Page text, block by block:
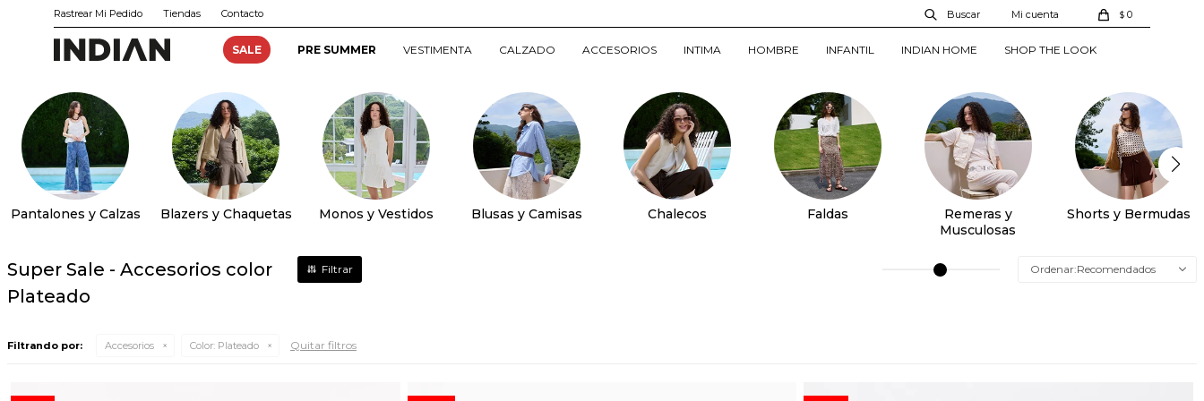
SALE PRE SUMMER VESTIMENTA CALZADO ACCESORIOS INTIMA HOMBRE INFANTIL INDIAN HOME SHOP THE LOOK
$ 0
Rastrear Mi Pedido Tiendas Contacto
Pantalones y Calzas Blazers y Chaquetas Monos y Vestidos Blusas y Camisas Chalecos Faldas
Remeras y
Musculosas
Shorts y Bermudas
Super Sale - Accesorios color
Plateado
Recomendados
Filtrando por: Accesorios Color: Plateado Quitar filtros